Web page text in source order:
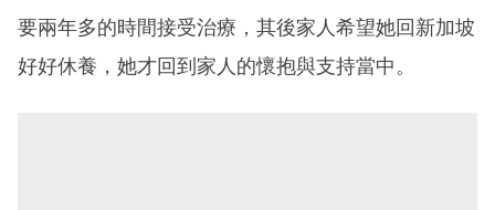
要兩年多的時間接受治療，其後家人希望她回新加坡
好好休養，她才回到家人的懷抱與支持當中。